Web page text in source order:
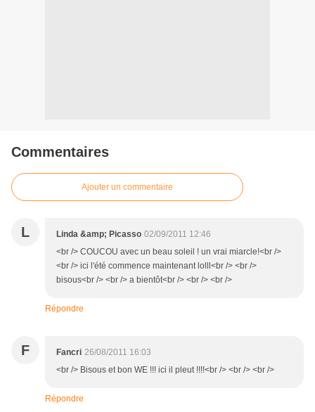
Commentaires
Ajouter un commentaire
L Linda &amp; Picasso 02/09/2011 12:46
<br /> COUCOU avec un beau soleil ! un vrai miarcle!<br />
<br /> ici l'été commence maintenant lolll<br /> <br />
bisous<br /> <br /> a bientôt<br /> <br /> <br />
Répondre
F Fancri 26/08/2011 16:03
<br /> Bisous et bon WE !!! ici il pleut !!!!<br /> <br /> <br />
Répondre